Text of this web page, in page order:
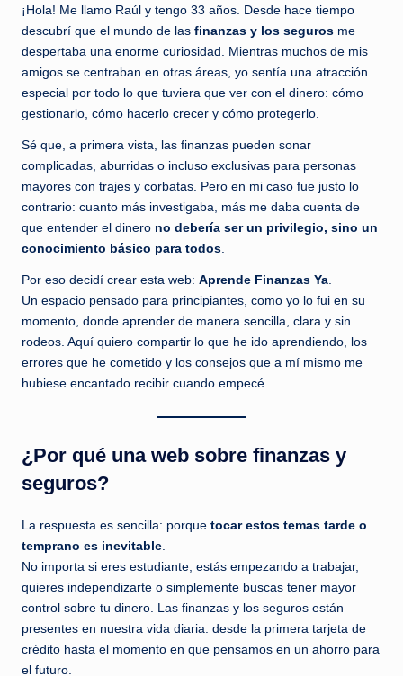
s
y
a
|
L
o
s
m
o
s
s
o
r
e
d
i
n
e
r
hábitos
que
sí
funcionan.
¡Hola! Me llamo Raúl y tengo 33 años. Desde hace tiempo
descubrí que el mundo de las finanzas y los seguros me
despertaba una enorme curiosidad. Mientras muchos de mis
amigos se centraban en otras áreas, yo sentía una atracción
especial por todo lo que tuviera que ver con el dinero: cómo
gestionarlo, cómo hacerlo crecer y cómo protegerlo.
Sé que, a primera vista, las finanzas pueden sonar
complicadas, aburridas o incluso exclusivas para personas
mayores con trajes y corbatas. Pero en mi caso fue justo lo
contrario: cuanto más investigaba, más me daba cuenta de
que entender el dinero no debería ser un privilegio, sino un
conocimiento básico para todos
Por eso decidí crear esta web: Aprende Finanzas Ya
Un espacio pensado para principiantes, como yo lo fui en su
momento, donde aprender de manera sencilla, clara y sin
rodeos. Aquí quiero compartir lo que he ido aprendiendo, los
errores que he cometido y los consejos que a mí mismo me
hubiese encantado recibir cuando empecé.
¿Por qué una web sobre finanzas y
seguros?
La respuesta es sencilla: porque tocar estos temas tarde o
temprano es inevitable
No importa si eres estudiante, estás empezando a trabajar,
quieres independizarte o simplemente buscas tener mayor
control sobre tu dinero. Las finanzas y los seguros están
presentes en nuestra vida diaria: desde la primera tarjeta de
crédito hasta el momento en que pensamos en un ahorro para
el futuro.